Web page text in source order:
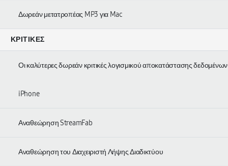
Δωρεάν μετατροπέας MP3 για Mac
ΚΡΙΤΙΚΈΣ
Οι καλύτερες δωρεάν κριτικές λογισμικού αποκατάστασης δεδομένων
iPhone
Αναθεώρηση StreamFab
Αναθεώρηση του Διαχειριστή Λήψης Διαδικτύου